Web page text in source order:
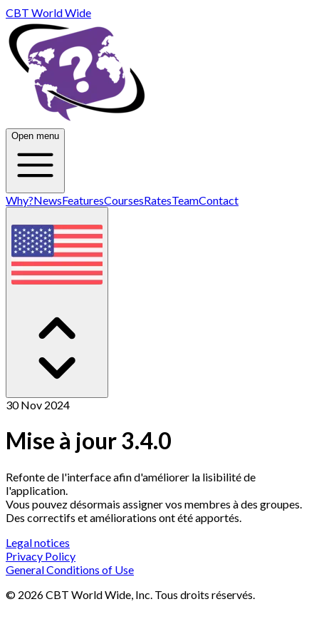
CBT World Wide
Open menu
Why?NewsFeaturesCoursesRatesTeamContact
30 Nov 2024
Mise à jour 3.4.0
Refonte de l'interface afin d'améliorer la lisibilité de
l'application.
Vous pouvez désormais assigner vos membres à des groupes.
Des correctifs et améliorations ont été apportés.
Legal notices
Privacy Policy
General Conditions of Use
© 2026CBT World Wide, Inc. Tous droits réservés.